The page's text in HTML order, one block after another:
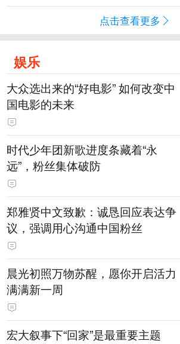
点击查看更多
娱乐
大众选出来的“好电影” 如何改变中
国电影的未来
时代少年团新歌进度条藏着“永
远”，粉丝集体破防
郑雅贤中文致歉：诚恳回应表达争
议，强调用心沟通中国粉丝
晨光初照万物苏醒，愿你开启活力
满满新一周
宏大叙事下“回家”是最重要主题